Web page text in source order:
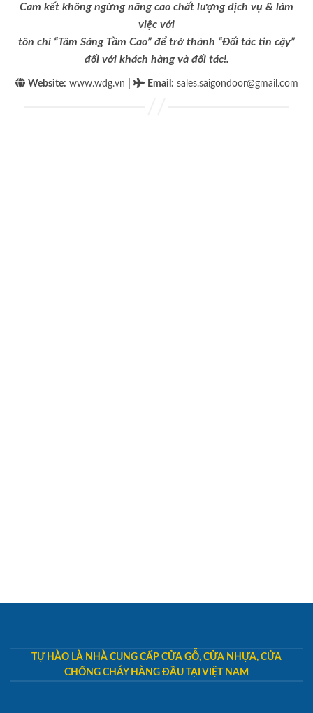
Cam kết không ngừng nâng cao chất lượng dịch vụ & làm
việc với
tôn chỉ “Tâm Sáng Tầm Cao” để trở thành “Đối tác tin cậy”
đối với khách hàng và đối tác!.
Website: www.wdg.vn Email : sales.saigondoor@gmail.com
TỰ HÀO LÀ NHÀ CUNG CẤP CỬA GỖ, CỬA NHỰA, CỬA
CHỐNG CHÁY HÀNG ĐẦU TẠI VIỆT NAM